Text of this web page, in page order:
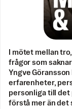
I mötet mellan
frågor som
Yngve
erfarenheter,
personliga till det
förstå mer än det